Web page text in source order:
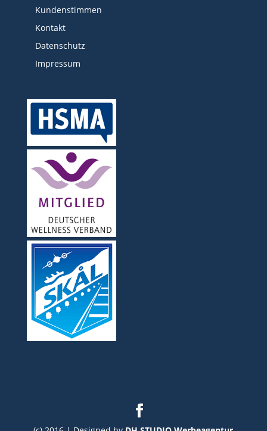
Kundenstimmen
Kontakt
Datenschutz
Impressum